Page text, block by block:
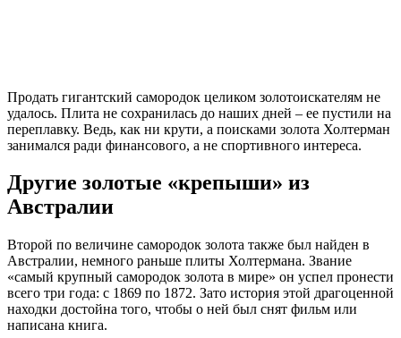
Продать гигантский самородок целиком золотоискателям не
удалось. Плита не сохранилась до наших дней – ее пустили на
переплавку. Ведь, как ни крути, а поисками золота Холтерман
занимался ради финансового, а не спортивного интереса.
Другие золотые «крепыши» из
Австралии
Второй по величине самородок золота также был найден в
Австралии, немного раньше плиты Холтермана. Звание
«самый крупный самородок золота в мире» он успел пронести
всего три года: с 1869 по 1872. Зато история этой драгоценной
находки достойна того, чтобы о ней был снят фильм или
написана книга.